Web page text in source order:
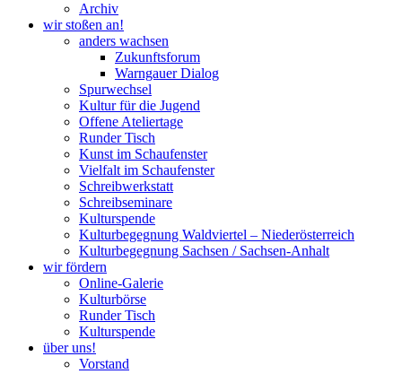
Archiv
wir stoßen an!
anders wachsen
Zukunftsforum
Warngauer Dialog
Spurwechsel
Kultur für die Jugend
Offene Ateliertage
Runder Tisch
Kunst im Schaufenster
Vielfalt im Schaufenster
Schreibwerkstatt
Schreibseminare
Kulturspende
Kulturbegegnung Waldviertel – Niederösterreich
Kulturbegegnung Sachsen / Sachsen-Anhalt
wir fördern
Online-Galerie
Kulturbörse
Runder Tisch
Kulturspende
über uns!
Vorstand